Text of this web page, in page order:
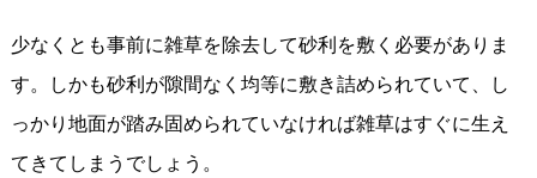
少なくとも事前に雑草を除去して砂利を敷く必要がありま
す。しかも砂利が隙間なく均等に敷き詰められていて、し
っかり地面が踏み固められていなければ雑草はすぐに生え
てきてしまうでしょう。